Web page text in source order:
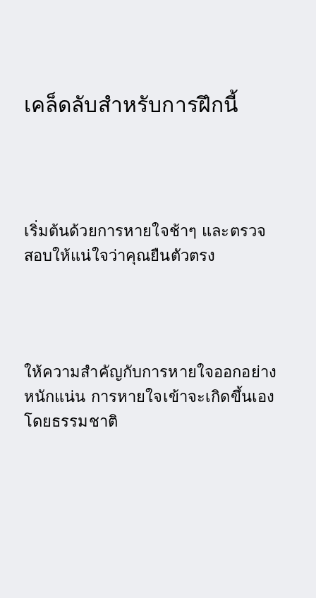
เคล็ดลับสำหรับการฝึกนี้
เริ่มต้นด้วยการหายใจช้าๆ และตรวจ
สอบให้แน่ใจว่าคุณยืนตัวตรง
ให้ความสำคัญกับการหายใจออกอย่าง
หนักแน่น การหายใจเข้าจะเกิดขึ้นเอง
โดยธรรมชาติ